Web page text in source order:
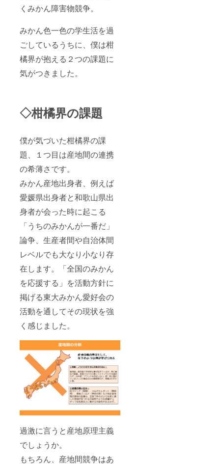
くみかん障害物競争。
みかん色一色の学生活を過
ごしているうちに、僕は柑
橘界が抱える２つの課題に
気がつきました。
◇柑橘界の課題
僕が気づいた柑橘界の課
題、１つ目は産地間の連携
の希薄さです。
みかん産地出身者、例えば
愛媛県出身者と和歌山県出
身者が会った時に起こる
「うちのみかんが一番だ」
論争、生産者間や自治体間
レベルでも大なり小なり存
在します。「全国のみかん
を応援する」を活動方針に
掲げる東大みかん愛好会の
活動を通してその現状を強
く感じました。
過激に言うと産地原理主義
でしょうか。
もちろん、産地間競争はあ